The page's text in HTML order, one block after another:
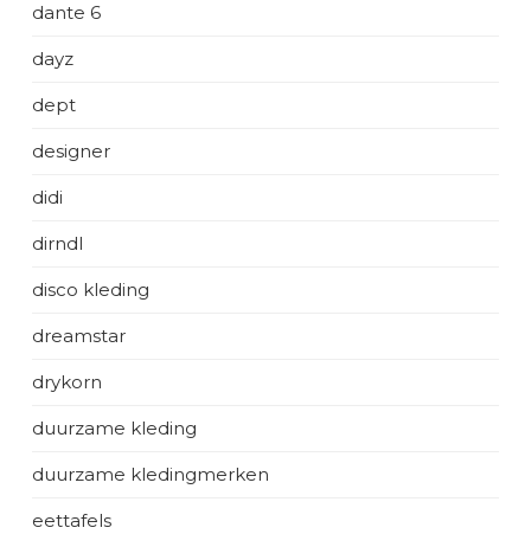
dante 6
dayz
dept
designer
didi
dirndl
disco kleding
dreamstar
drykorn
duurzame kleding
duurzame kledingmerken
eettafels